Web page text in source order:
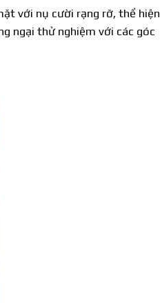
với nụ cười rạng rỡ, thể hiện
ngại thử nghiệm với các góc